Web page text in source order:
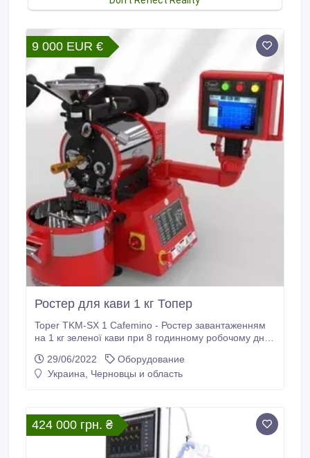
9 000 EUR €
Ростер для кави 1 кг Топер
Toper TKM-SX 1 Cafemino - Ростер завантаженням
на 1 кг зеленої кави при 8 годинному робочому дні
Ростер може постачатися як електричний так і
газовий. Обсмажування кави проходить за
співвідношенні 70% на 30% яке гарантує надійність і
якість обсмажування.
29/06/2022
Оборудование
Украина, Черновцы и область
424 000 грн. ₴